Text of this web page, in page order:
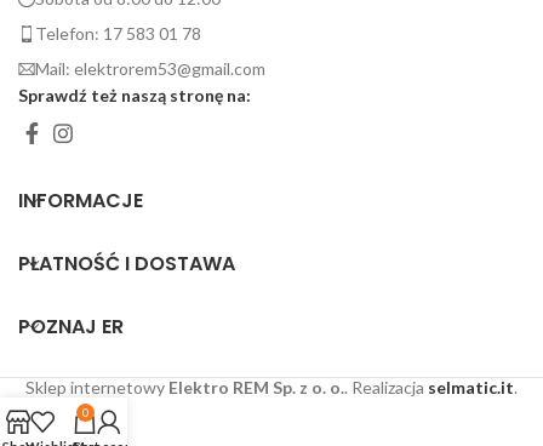
Telefon: 17 583 01 78
Mail: elektrorem53@gmail.com
Sprawdź też naszą stronę na:
INFORMACJE
PŁATNOŚĆ I DOSTAWA
POZNAJ ER
Sklep internetowy Elektro REM Sp. z o. o.. Realizacja selmatic.it.
0